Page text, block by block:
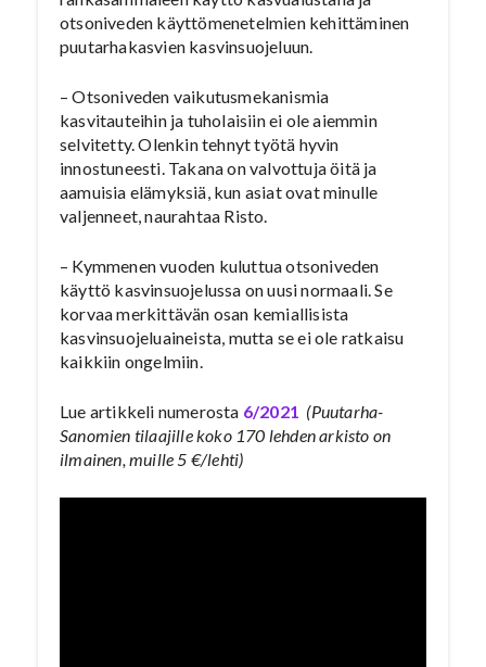
otsoniveden käyttömenetelmien kehittäminen
puutarhakasvien kasvinsuojeluun.
– Otsoniveden vaikutusmekanismia
kasvitauteihin ja tuholaisiin ei ole aiemmin
selvitetty. Olenkin tehnyt työtä hyvin
innostuneesti. Takana on valvottuja öitä ja
aamuisia elämyksiä, kun asiat ovat minulle
valjenneet, naurahtaa Risto.
– Kymmenen vuoden kuluttua otsoniveden
käyttö kasvinsuojelussa on uusi normaali. Se
korvaa merkittävän osan kemiallisista
kasvinsuojeluaineista, mutta se ei ole ratkaisu
kaikkiin ongelmiin.
Lue artikkeli numerosta 6/2021 (Puutarha-
Sanomien tilaajille koko 170 lehden arkisto on
ilmainen, muille 5 €/lehti)